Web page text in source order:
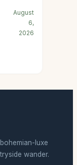
August
6,
2026
luxe
wander.